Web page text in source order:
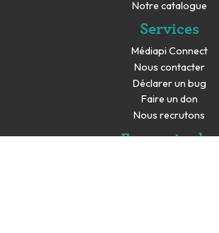
Notre catalogue
Services
Médiapi Connect
Nous contacter
Déclarer un bug
Faire un don
Nous recrutons
En savoir plus